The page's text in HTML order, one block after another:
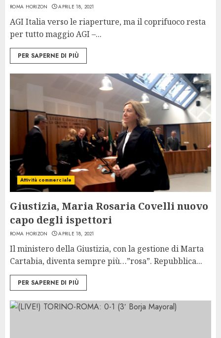
ROMA HORIZON APRILE 18, 2021
AGI Italia verso le riaperture, ma il coprifuoco resta
per tutto maggio AGI –...
PER SAPERNE DI PIÙ
Attività commerciale
Giustizia, Maria Rosaria Covelli nuovo
capo degli ispettori
ROMA HORIZON APRILE 18, 2021
Il ministero della Giustizia, con la gestione di Marta
Cartabia, diventa sempre più…”rosa”. Repubblica...
PER SAPERNE DI PIÙ